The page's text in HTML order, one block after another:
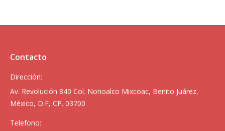
Contacto
Dirección:
Av. Revolución 840 Col. Nonoalco Mixcoac, Benito Juárez,
México, D.F, CP. 03700
Telefono: